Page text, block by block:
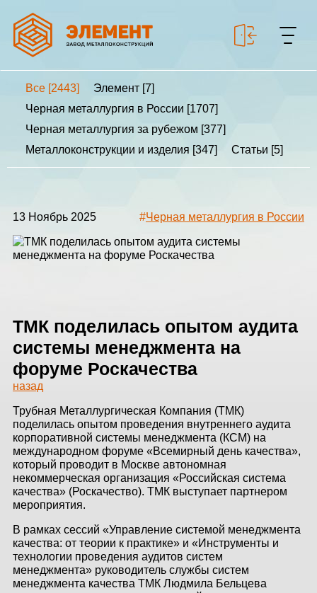
МЕТАЛЛОКОНСТРУКЦИИ
КАЛЬКУЛЯТОР
МЕТАЛЛОКОНСТРУКЦИЙ
ЗДАНИЙ
ПРОЕКТИРОВАНИЕ
СКЛАДЫ
О ЗАВОДЕ
ПРОЕКТЫ
КАЧЕСТВО
МОНТАЖ
Все [2443]
Элемент [7]
Черная металлургия в России [1707]
Черная металлургия за рубежом [377]
Металлоконструкции и изделия [347]
Статьи [5]
13 Ноябрь 2025 #Черная металлургия в России
ТМК поделилась опытом аудита
системы менеджмента на
форуме Роскачества
назад
Трубная Металлургическая Компания (ТМК)
поделилась опытом проведения внутреннего аудита
корпоративной системы менеджмента (КСМ) на
международном форуме «Всемирный день качества»,
который проводит в Москве автономная
некоммерческая организация «Российская система
качества» (Роскачество). ТМК выступает партнером
мероприятия.
В рамках сессий «Управление системой менеджмента
качества: от теории к практике» и «Инструменты и
технологии проведения аудитов систем
менеджмента» руководитель службы систем
менеджмента качества ТМК Людмила Бельцева